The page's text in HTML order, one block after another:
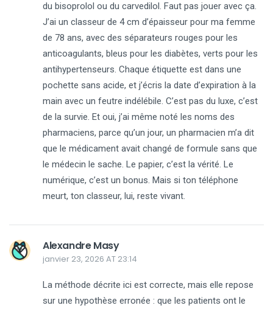
du bisoprolol ou du carvedilol. Faut pas jouer avec ça.
J’ai un classeur de 4 cm d’épaisseur pour ma femme
de 78 ans, avec des séparateurs rouges pour les
anticoagulants, bleus pour les diabètes, verts pour les
antihypertenseurs. Chaque étiquette est dans une
pochette sans acide, et j’écris la date d’expiration à la
main avec un feutre indélébile. C’est pas du luxe, c’est
de la survie. Et oui, j’ai même noté les noms des
pharmaciens, parce qu’un jour, un pharmacien m’a dit
que le médicament avait changé de formule sans que
le médecin le sache. Le papier, c’est la vérité. Le
numérique, c’est un bonus. Mais si ton téléphone
meurt, ton classeur, lui, reste vivant.
Alexandre Masy
janvier 23, 2026 AT 23:14
La méthode décrite ici est correcte, mais elle repose
sur une hypothèse erronée : que les patients ont le